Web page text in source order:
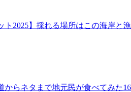
ト2025】採れる場所はこの海岸と漁
からネタまで地元民が食べてみた16